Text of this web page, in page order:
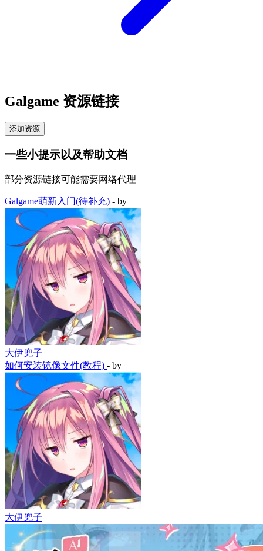
Galgame 资源链接
添加资源
一些小提示以及帮助文档
部分资源链接可能需要网络代理
Galgame萌新入门(待补充) - by
大伊兜子
如何安装镜像文件(教程) - by
大伊兜子